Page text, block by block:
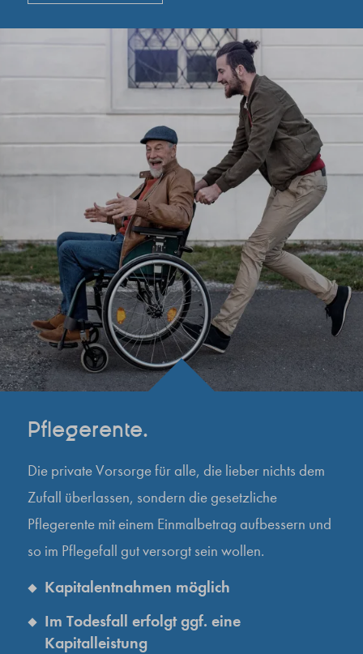
Pflegerente.
Die private Vorsorge für alle, die lieber nichts dem
Zufall überlassen, sondern die gesetzliche
Pflegerente mit einem Einmalbetrag aufbessern und
so im Pflegefall gut versorgt sein wollen.
Kapitalentnahmen möglich
Im Todesfall erfolgt ggf. eine
Kapitalleistung